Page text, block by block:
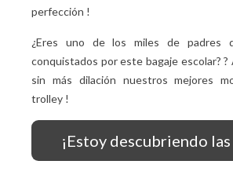
perfección !
¿Eres uno de los miles de padres
conquistados por este bagaje escolar? ?
sin más dilación nuestros mejores
trolley !
¡Estoy descubriendo